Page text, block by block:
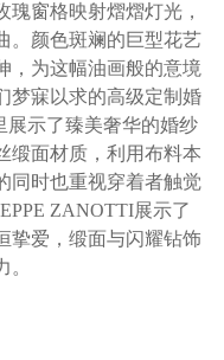
窗格映射熠熠灯光，
。颜色斑斓的巨型花艺
，为这幅油画般的意境
梦寐以求的高级定制婚
展示了臻美奢华的婚纱
缎面材质，利用布料本
同时也重视穿着者触觉
ZANOTTI展示了
挚爱，缎面与闪耀钻饰